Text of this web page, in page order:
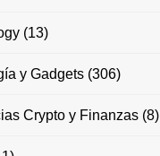
(13)
y Gadgets(306)
Crypto y Finanzas(8)